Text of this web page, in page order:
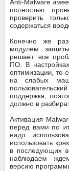
Anti-Malware
полностью
проверить
содержаться
Конечно же
модулем
решает все
ПО. В
оптимизации, то
на слабых
поддержка,
должно в
Активация
перед вами по
надо
использовать
в последующих
наблюдаем
версию